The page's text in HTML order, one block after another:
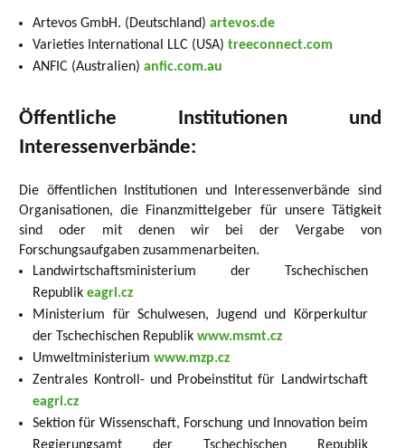
Artevos GmbH. (Deutschland)artevos.de
Varieties International LLC (USA)treeconnect.com
ANFIC (Australien)anfic.com.au
Öffentliche Institutionen und
Interessenverbände:
Die öffentlichen Institutionen und Interessenverbände sind
Organisationen, die Finanzmittelgeber für unsere Tätigkeit
sind oder mit denen wir bei der Vergabe von
Forschungsaufgaben zusammenarbeiten.
Landwirtschaftsministerium der Tschechischen
Republikeagri.cz
Ministerium für Schulwesen, Jugend und Körperkultur
der Tschechischen Republikwww.msmt.cz
Umweltministeriumwww.mzp.cz
Zentrales Kontroll- und Probeinstitut für Landwirtschaft
eagri.cz
Sektion für Wissenschaft, Forschung und Innovation beim